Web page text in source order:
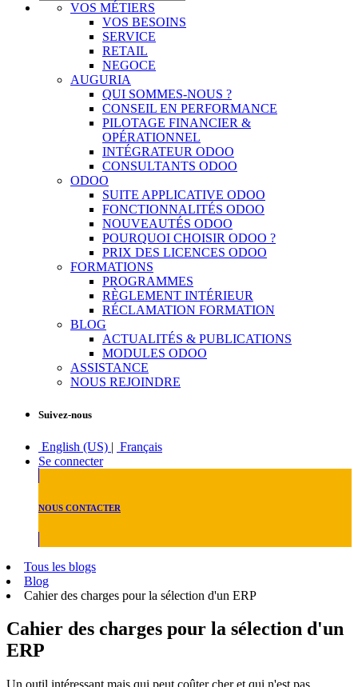
VOS MÉTIERS
VOS BESOINS
SERVICE
RETAIL
NEGOCE
AUGURIA
QUI SOMMES-NOUS ?
CONSEIL EN PERFORMANCE
PILOTAGE FINANCIER &
OPÉRATIONNEL
INTÉGRATEUR ODOO
CONSULTANTS ODOO
ODOO
SUITE APPLICATIVE ODOO
FONCTIONNALITÉS ODOO
NOUVEAUTÉS ODOO
POURQUOI CHOISIR ODOO ?
PRIX DES LICENCES ODOO
FORMATIONS
PROGRAMMES
RÈGLEMENT INTÉRIEUR
RÉCLAMATION FORMATION
BLOG
ACTUALITÉS & PUBLICATIONS
MODULES ODOO
ASSISTANCE
NOUS REJOINDRE
Suivez-nous
English (US) | Français
Se connecter
NOUS CONTACTER
Tous les blogs
Blog
Cahier des charges pour la sélection d'un ERP
Cahier des charges pour la sélection d'un
ERP